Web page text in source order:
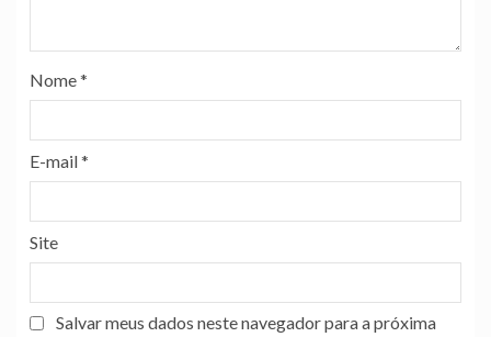
Nome*
E-mail*
Site
Salvar meus dados neste navegador para a próxima